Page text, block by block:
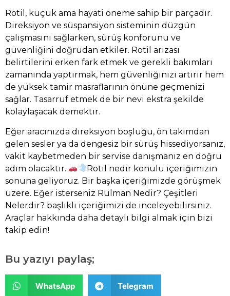
Rotil, küçük ama hayati öneme sahip bir parçadır.
Direksiyon ve süspansiyon sisteminin düzgün
çalışmasını sağlarken, sürüş konforunu ve
güvenliğini doğrudan etkiler. Rotil arızası
belirtilerini erken fark etmek ve gerekli bakımları
zamanında yaptırmak, hem güvenliğinizi artırır hem
de yüksek tamir masraflarının önüne geçmenizi
sağlar. Tasarruf etmek de bir nevi ekstra şekilde
kolaylaşacak demektir.
Eğer aracınızda direksiyon boşluğu, ön takımdan
gelen sesler ya da dengesiz bir sürüş hissediyorsanız,
vakit kaybetmeden bir servise danışmanız en doğru
adım olacaktır.
Rotil nedir konulu içeriğimizin
sonuna geliyoruz. Bir başka içeriğimizde görüşmek
üzere. Eğer isterseniz Rulman Nedir? Çeşitleri
Nelerdir? başlıklı içeriğimizi de inceleyebilirsiniz.
Araçlar hakkında daha detaylı bilgi almak için bizi
takip edin!
Bu yazıyı paylaş;
WhatsApp Telegram